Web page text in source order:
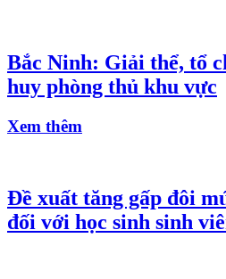
Bắc Ninh: Giải thể, tổ
huy phòng thủ khu vực
Xem thêm
Đề xuất tăng gấp đôi
đối với học sinh sinh